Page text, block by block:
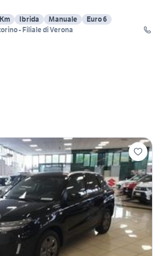
Ibrida Manuale
Euro 6
- Filiale di Verona